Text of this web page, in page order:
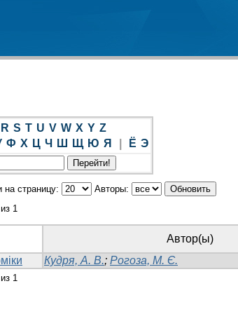
R S T U V W X Y Z
Ф Х Ц Ч Ш Щ Ю Я Ё Э
на страницу:
Авторы:
1
Автор(ы)
Кудря, А. В.; Рогоза, М. Є.
1